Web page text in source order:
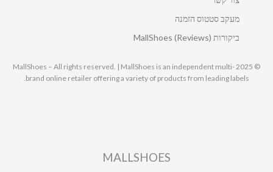
מעקב סטטוס הזמנה
ביקורות MallShoes (Reviews)
© 2025 MallShoes – All rights reserved. | MallShoes is an independent multi-
brand online retailer offering a variety of products from leading labels.
MALLSHOES